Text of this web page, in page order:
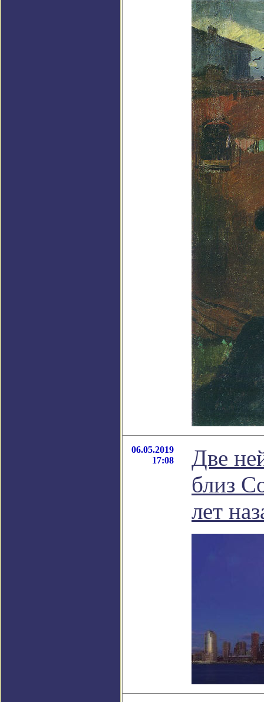
06.05.2019
17:08
Две
близ
лет